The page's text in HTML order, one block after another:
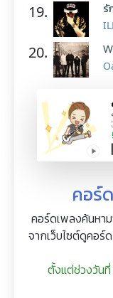
19. รั
20.
คอร์
คอร์ดเพลงค้นหา
จากเว็บไซต์ดูคอ
ตั้งแต่ช่วงวัน